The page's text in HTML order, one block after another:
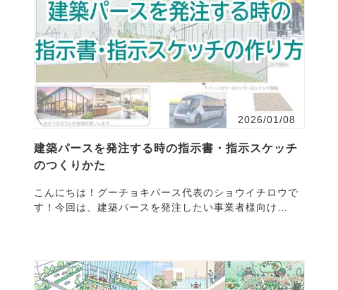
2026/01/08
建築パースを発注する時の指示書・指示スケッチ
のつくりかた
こんにちは！グーチョキパース代表のショウイチロウで
す！今回は、建築パースを発注したい事業者様向け